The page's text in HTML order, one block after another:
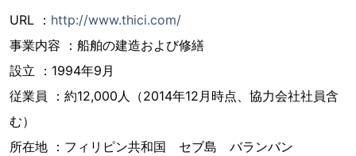
URL ： http://www.thici.com/
事業内容 ：船舶の建造および修繕
設立 ：1994年9月
従業員 ：約12,000人（2014年12月時点、協力会社社員含
む）
所在地 ：フィリピン共和国 セブ島 バランバン